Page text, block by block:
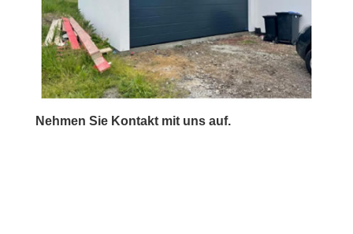
Nehmen Sie Kontakt mit uns auf.